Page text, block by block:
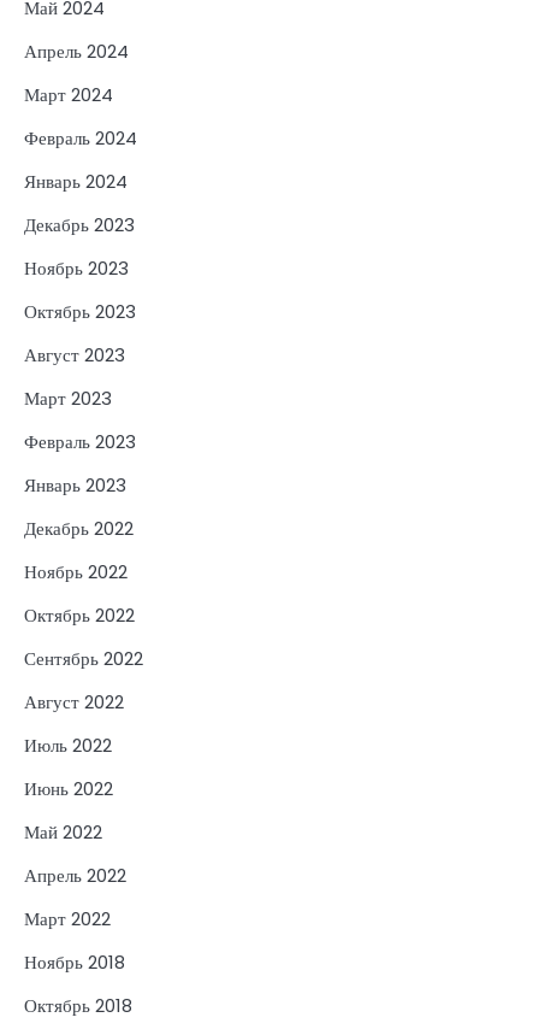
Май 2024
Апрель 2024
Март 2024
Февраль 2024
Январь 2024
Декабрь 2023
Ноябрь 2023
Октябрь 2023
Август 2023
Март 2023
Февраль 2023
Январь 2023
Декабрь 2022
Ноябрь 2022
Октябрь 2022
Сентябрь 2022
Август 2022
Июль 2022
Июнь 2022
Май 2022
Апрель 2022
Март 2022
Ноябрь 2018
Октябрь 2018